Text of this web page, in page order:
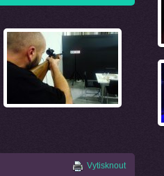
Vytisknout